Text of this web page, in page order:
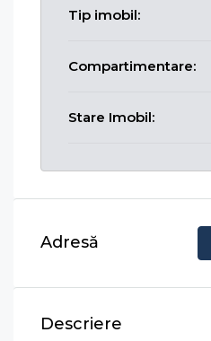
Tip imobil:
Compartimentare:
Stare Imobil:
Adresă
Descriere